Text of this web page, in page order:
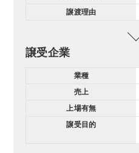
譲渡理由
譲受企業
業種
売上
上場有無
譲受目的